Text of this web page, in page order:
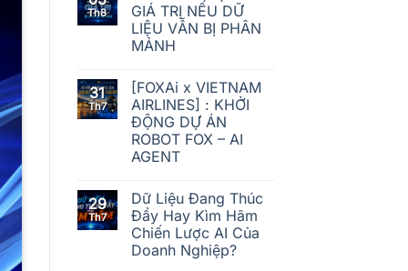
Th8
GIÁ TRỊ NẾU DỮ
LIỆU VẪN BỊ PHÂN
MẢNH
31
Th7
[FOXAi x VIETNAM
AIRLINES] : KHỞI
ĐỘNG DỰ ÁN
ROBOT FOX – AI
AGENT
29
Th7
Dữ Liệu Đang Thúc
Đẩy Hay Kìm Hãm
Chiến Lược AI Của
Doanh Nghiệp?